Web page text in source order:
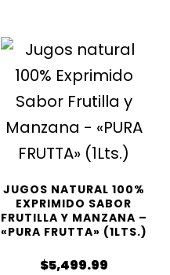
JUGOS NATURAL 100%
EXPRIMIDO SABOR
FRUTILLA Y MANZANA –
«PURA FRUTTA» (1LTS.)
$5,499.99